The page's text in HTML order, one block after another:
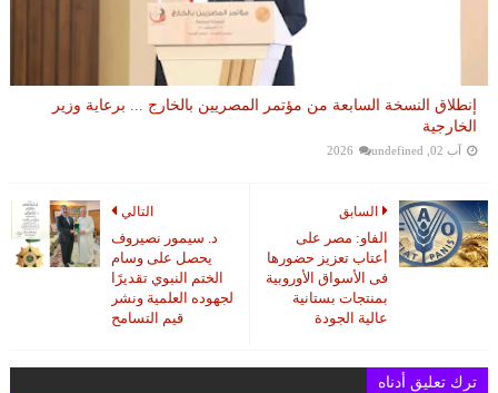
إنطلاق النسخة السابعة من مؤتمر المصريين بالخارج ... برعاية وزير
الخارجية
آب 02, 2026 undefined
التالي
د. سيمور نصيروف
يحصل على وسام
الختم النبوي تقديرًا
لجهوده العلمية ونشر
قيم التسامح
السابق
الفاو: مصر على
أعتاب تعزيز حضورها
فى الأسواق الأوروبية
بمنتجات بستانية
عالية الجودة
ترك تعليق أدناه